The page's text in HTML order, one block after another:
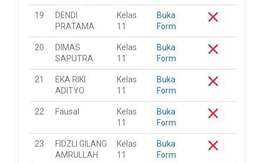
19
DENDI
PRATAMA
Kelas
11
Buka
Form
20
DIMAS
SAPUTRA
Kelas
11
Buka
Form
21
EKA RIKI
ADITYO
Kelas
11
Buka
Form
22 Fausal
Kelas
11
Buka
Form
23
FIDZLI GILANG
AMRULLAH
Kelas
11
Buka
Form